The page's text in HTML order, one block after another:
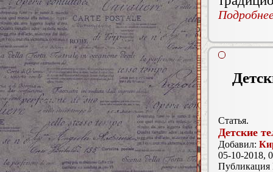
Статья.
Детские
Добавил:
05-10-2018,